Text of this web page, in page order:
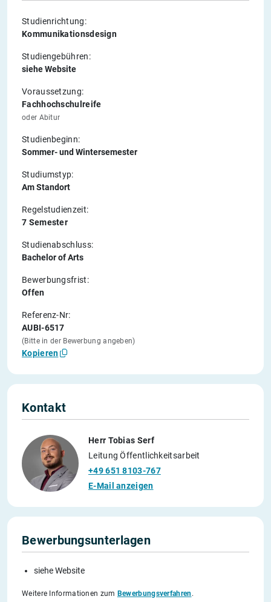
Studienrichtung:
Kommunikationsdesign
Studiengebühren:
siehe Website
Voraussetzung:
Fachhochschulreife
oder Abitur
Studienbeginn:
Sommer- und Wintersemester
Studiumstyp:
Am Standort
Regelstudienzeit:
7 Semester
Studienabschluss:
Bachelor of Arts
Bewerbungsfrist:
Offen
Referenz-Nr:
AUBI-6517
(Bitte in der Bewerbung angeben)
Kopieren
Kontakt
Herr Tobias Serf
Leitung Öffentlichkeitsarbeit
+49 651 8103-767
E-Mail anzeigen
Bewerbungsunterlagen
siehe Website
Weitere Informationen zum Bewerbungsverfahren.